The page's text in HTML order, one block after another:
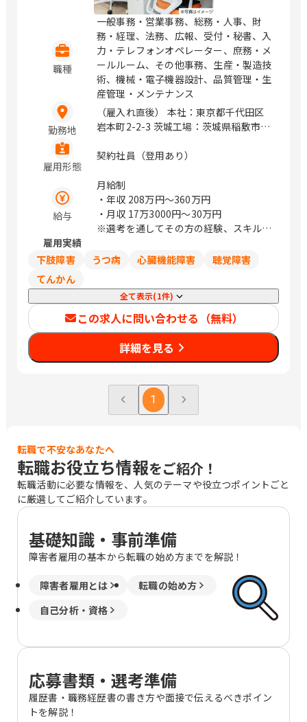
職種
一般事務・営業事務、総務・人事、財
務・経理、法務、広報、受付・秘書、入
力・テレフォンオペレーター、庶務・メ
ールルーム、その他事務、生産・製造技
術、機械・電子機器設計、品質管理・生
産管理・メンテナンス
勤務地
（雇入れ直後） 本社：東京都千代田区
岩本町2-2-3 茨城工場：茨城県稲敷市伊
城県筑西市藤ケ谷799-1（車通勤OK）
小伝馬町、新日本橋、下総神崎、騰波ノ
江
雇用形態
契約社員（登用あり）
給与
月給制
・年収 208万円〜360万円
・月収 17万3000円〜30万円
※選考を通してその方の経験、スキルに
雇用実績
下肢障害
うつ病 心臓機能障害
聴覚障害
てんかん
全て表示(1件)
この求人に問い合わせる（無料）
詳細を見る
1
転職で不安なあなたへ
転職お役立ち情報をご紹介！
転職活動に必要な情報を、人気のテーマや役立つポイントごと
に厳選してご紹介しています。
基礎知識・事前準備
障害者雇用の基本から転職の始め方までを解説！
障害者雇用とは
転職の始め方
自己分析・資格
応募書類・選考準備
履歴書・職務経歴書の書き方や面接で伝えるべきポイン
トを解説！